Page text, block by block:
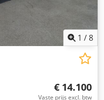
1 /8
€ 14.100
Vaste prijs excl. btw